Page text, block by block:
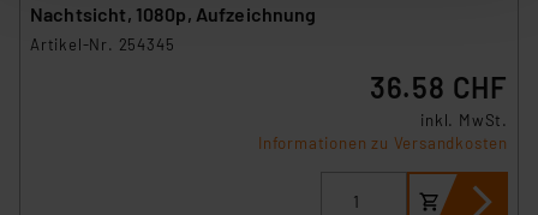
nachfolgend dargestellten bzw. die von Ihnen
ausgewählten Verarbeitungszwecke (Art. 6 Abs.1a DSG-
VO) zu. Eine detaillierte Auflistung der einzelnen
Cookies nach Zweck und Anbieter ist durch Klick auf
den Button „Ablehnen oder Einstellungen“ abrufbar. Sie
können die Verwendung nicht notwendiger Cookies
ablehnen oder ihr ganz oder teilweise zustimmen. Ihre
Nachtsicht, 1080p, Aufzeichnung
Artikel-Nr. 254345
36.58 CHF
inkl. MwSt.
Informationen zu Versandkosten